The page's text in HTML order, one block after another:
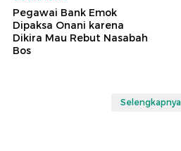
Pegawai Bank Emok
Dipaksa Onani karena
Dikira Mau Rebut Nasabah
Bos
Selengkapnya